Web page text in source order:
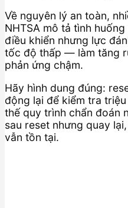
Về nguyên lý an toàn,
NHTSA mô tả tình
điều khiển nhưng lực
tốc độ thấp — làm tăng
phản ứng chậm.
Hãy hình dung đúng:
động lại để kiểm tra
thế quy trình chẩn đoán
sau reset nhưng quay
vẫn tồn tại.